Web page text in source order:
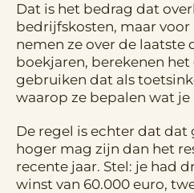
Dat is het bedrag dat
bedrijfskosten, maar
nemen ze over de laatste
boekjaren, berekenen
gebruiken dat als
waarop ze bepalen wat
De regel is echter dat
hoger mag zijn dan het
recente jaar. Stel: je had
winst van 60.000 euro,